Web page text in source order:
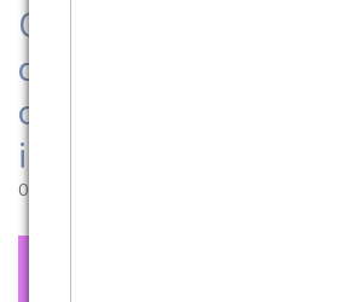
Curso de Medicina
disponibiliza
complementar
inglês
09.03.2023 | 16:13